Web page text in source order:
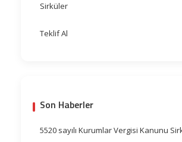
Sirküler
Teklif Al
Son Haberler
5520 sayılı Kurumlar Vergisi Kanunu